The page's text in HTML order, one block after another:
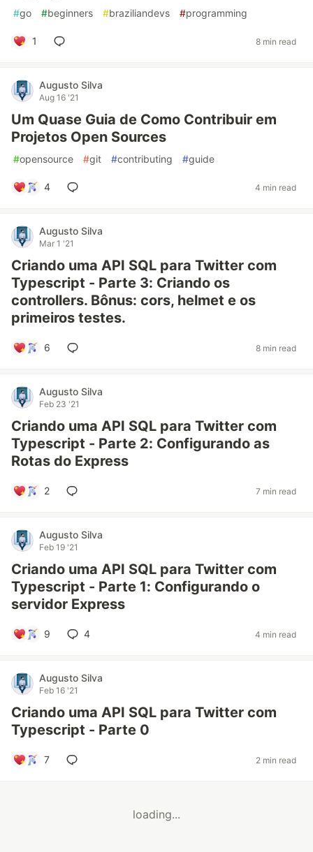
#go #beginners #braziliandevs #programming
1 8 min read
Augusto Silva
Aug 16 '21
Um Quase Guia de Como Contribuir em
Projetos Open Sources
#opensource #git #contributing #guide
4 4 min read
Augusto Silva
Mar 1 '21
Criando uma API SQL para Twitter com
Typescript - Parte 3: Criando os
controllers. Bônus: cors, helmet e os
primeiros testes.
6 8 min read
Augusto Silva
Feb 23 '21
Criando uma API SQL para Twitter com
Typescript - Parte 2: Configurando as
Rotas do Express
2 7 min read
Augusto Silva
Feb 19 '21
Criando uma API SQL para Twitter com
Typescript - Parte 1: Configurando o
servidor Express
9 4 4 min read
Augusto Silva
Feb 16 '21
Criando uma API SQL para Twitter com
Typescript - Parte 0
7 2 min read
loading...